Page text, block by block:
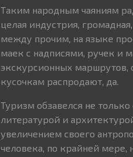
Таким народным чаяниям
целая индустрия,
между прочим, на языке
маек с надписями, ручек и
экскурсионных маршрутов,
кусочкам распродают, да.
Туризм обзавелся не
литературой и
увеличением своего
человека, по крайней мере,